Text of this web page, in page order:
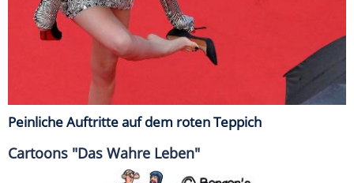
Peinliche Auftritte auf dem roten Teppich
Cartoons "Das Wahre Leben"